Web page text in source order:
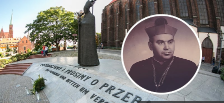
Kliknij, aby powiększyć